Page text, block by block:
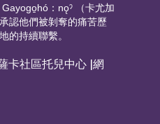
Gayogo̱hó：nǫˀ （卡尤加
認他們被剝奪的痛苦歷
的持續聯繫。
卡社區托兒中心 |網